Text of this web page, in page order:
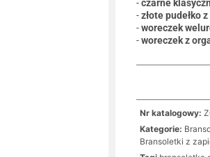
-czarne
-złote pudełko
-woreczek
-woreczek z
Nr katalogowy:
Kategorie:
Bransoletki z